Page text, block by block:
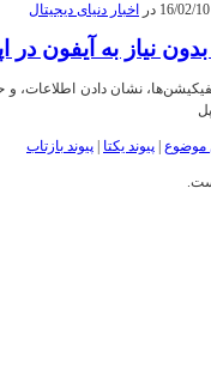
اخبار دنیای دیجیتال
نیاز به آیفون در
نشان دادن اطلاعات، و
موضوع پیوند یکتا پیوند بازتاب